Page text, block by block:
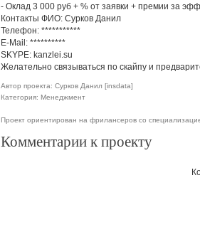
- Оклад 3 000 руб + % от заявки + премии за
Контакты ФИО: Сурков Данил
Телефон: ***********
E-Mail: **********
SKYPE: kanzlei.su
Желательно связываться по скайпу и
Автор проекта: Сурков Данил [insdata]
Категория: Менеджмент
Проект ориентирован на фрилансеров со
Комментарии к проекту